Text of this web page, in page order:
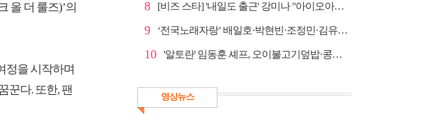
올 더 룰즈)’의
정을 시작하며
꾼다. 또한, 팬
8 [비즈 스타] '내일도 출근' 강미나 "아이오아이 불화설...
9 ‘전국노래자랑’ 배일호·박현빈·조정민·김유라·미스김, ...
10 '알토란' 임동훈 셰프, 오이불고기덮밥·콩물가지냉국 ...
영상뉴스